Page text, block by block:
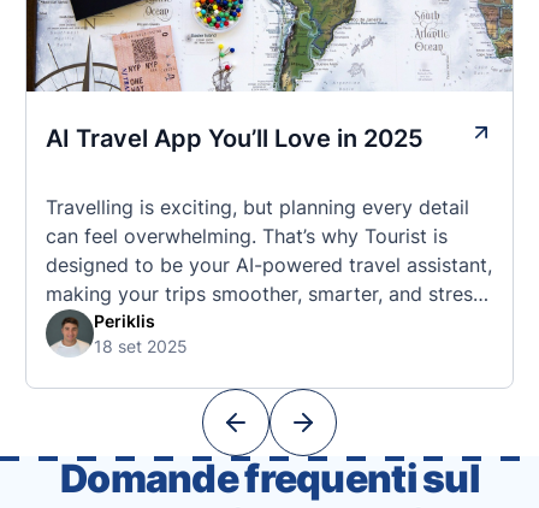
AI Travel App You’ll Love in 2025
Travelling is exciting, but planning every detail
can feel overwhelming. That’s why Tourist is
designed to be your AI-powered travel assistant,
making your trips smoother, smarter, and stress-
free. 🧭 What Makes the Tourist App Unique?
Unlike standard travel apps, Tourist combines
With Tourist, your trip planning becomes as
Periklis
18 set 2025
Domande frequenti sul